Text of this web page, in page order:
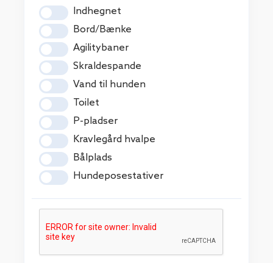
Indhegnet
Bord/Bænke
Agilitybaner
Skraldespande
Vand til hunden
Toilet
P-pladser
Kravlegård hvalpe
Bålplads
Hundeposestativer